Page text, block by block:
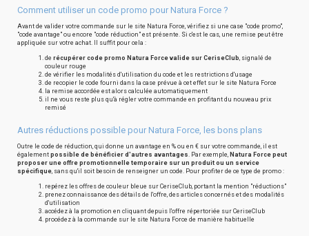
Comment utiliser un code promo pour Natura Force ?
Avant de valider votre commande sur le site Natura Force, vérifiez si une case "code promo",
"code avantage" ou encore "code réduction" est présente. Si c'est le cas, une remise peut être
appliquée sur votre achat. Il suffit pour cela :
de récupérer code promo Natura Force valide sur CeriseClub, signalé de
couleur rouge
de vérifier les modalités d'utilisation du code et les restrictions d'usage
de recopier le code fourni dans la case prévue à cet effet sur le site Natura Force
la remise accordée est alors calculée automatiquement
il ne vous reste plus qu'à régler votre commande en profitant du nouveau prix
remisé
Autres réductions possible pour Natura Force, les bons plans
Outre le code de réduction, qui donne un avantage en % ou en € sur votre commande, il est
également possible de bénéficier d'autres avantages. Par exemple, Natura Force peut
proposer une offre promotionnelle temporaire sur un produit ou un service
spécifique, sans qu'il soit besoin de renseigner un code. Pour profiter de ce type de promo :
repérez les offres de couleur bleue sur CeriseClub, portant la mention "réductions"
prenez connaissance des détails de l'offre, des articles concernés et des modalités
d'utilisation
accédez à la promotion en cliquant depuis l'offre répertoriée sur CeriseClub
procédez à la commande sur le site Natura Force de manière habituelle